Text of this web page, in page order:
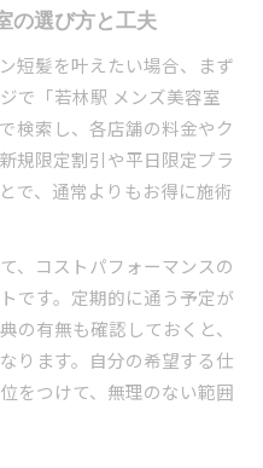
の選び方と工夫
短髪を叶えたい場合、まず
で「若林駅 メンズ美容室
検索し、各店舗の料金やク
規限定割引や平日限定プラ
で、通常よりもお得に施術
、コストパフォーマンスの
です。定期的に通う予定が
の有無も確認しておくと、
ります。自分の希望する仕
をつけて、無理のない範囲